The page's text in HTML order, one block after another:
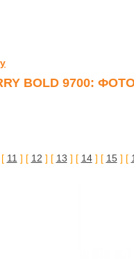
BOLD 9700:
11 ] [ 12 ] [ 13 ] [ 14] [ 15] [